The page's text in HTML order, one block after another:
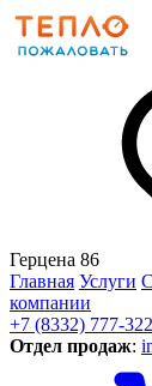
Герцена 86
Главная Услуги
компании
+7 (8332) 777-322
Отдел продаж: